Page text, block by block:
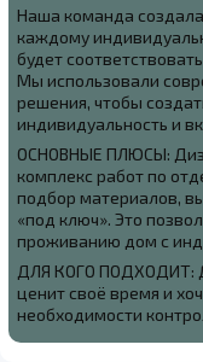
Наша команда создала
каждому
будет
Мы использовали
решения, чтобы
индивидуальность и
ОСНОВНЫЕ ПЛЮСЫ:
комплекс работ по
подбор материалов,
«под ключ». Это
проживанию дом с
ДЛЯ КОГО ПОДХОДИТ:
ценит своё время и
необходимости